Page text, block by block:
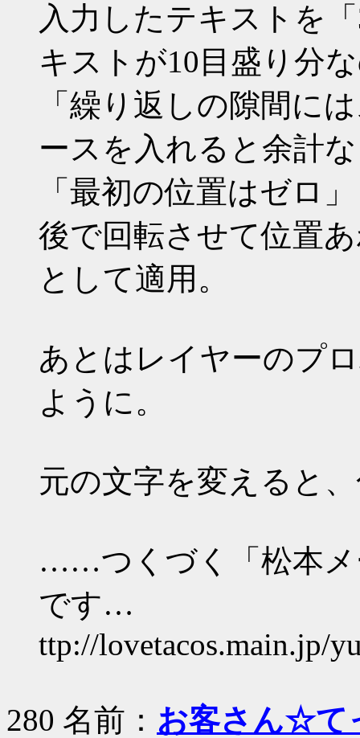
入力したテキストを
キストが10目盛り分
「繰り返しの隙間に
ースを入れると余計
「最初の位置はゼロ
後で回転させて位置
として適用。
あとはレイヤーのプ
ように。
元の文字を変えると
……つくづく「松本メ
です…
ttp://lovetacos.main.jp/
280 名前： お客さん☆て